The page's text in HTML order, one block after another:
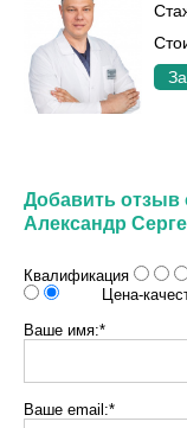
Добавить отзыв
Александр
Квалификация
Цена-
Ваше имя:*
Ваше email:*